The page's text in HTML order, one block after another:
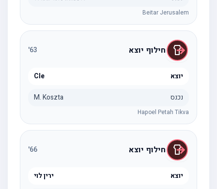
Beitar Jerusalem
חילוף יוצא 63
'
יוצא Cle
נכנס M. Koszta
Hapoel Petah Tikva
חילוף יוצא 66
'
יוצא ירין לוי